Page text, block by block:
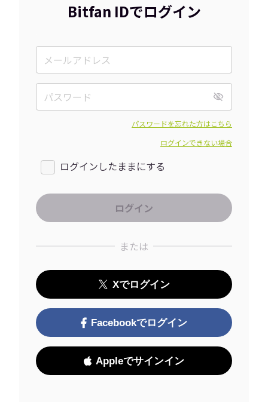
Bitfan IDでログイン
パスワードを忘れた方はこちら
ログインできない場合
ログインしたままにする
または
Xでログイン
Facebookでログイン
Appleでサインイン